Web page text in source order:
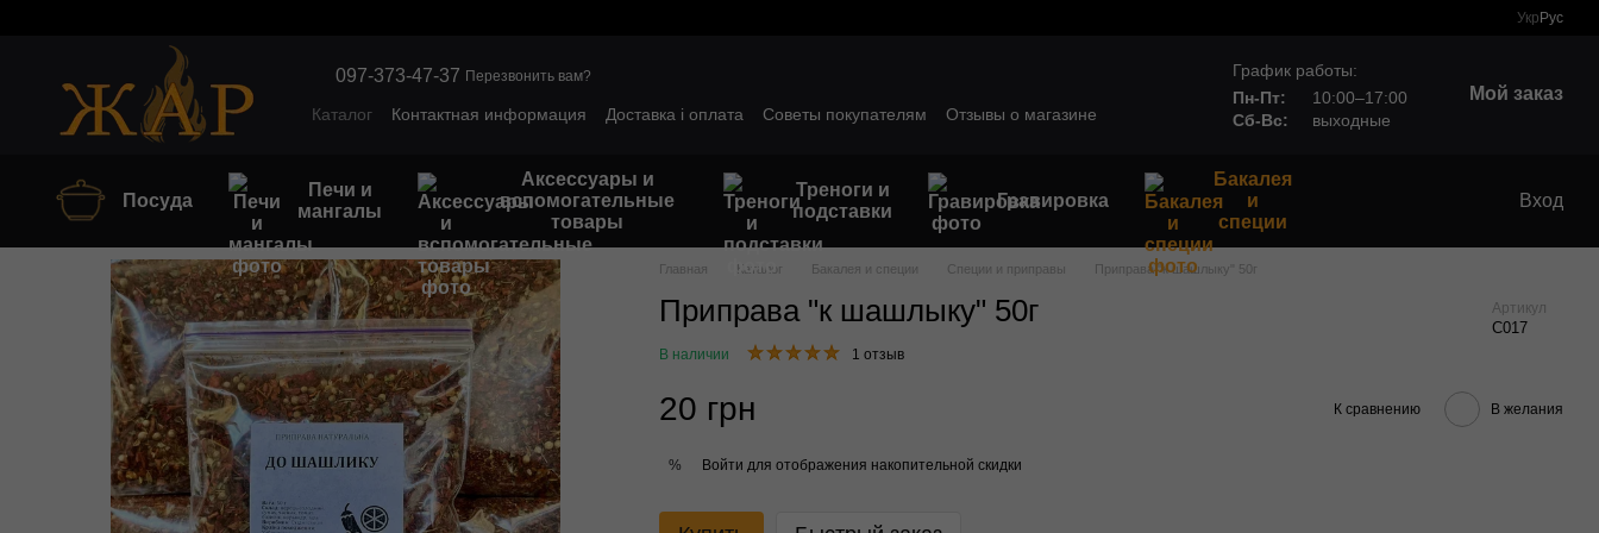
Укр Рус
097-373-47-37 Перезвонить вам?
Каталог Контактная информация Доставка і оплата Советы покупателям
Отзывы о магазине
График работы:
Пн-Пт:
10:00–17:00
Сб-Вс:
выходные
Мой заказ
Посуда
Печи и
мангалы
Аксессуары и
вспомогательные
товары
Треноги и
подставки
Гравировка
Бакалея
и
специи
Вход
Главная Каталог Бакалея и специи Специи и приправы Приправа "к шашлыку" 50г
Приправа "к шашлыку" 50г Артикул
С017
В наличии 1 отзыв
20 грн К сравнению В желания
% Войти для отображения накопительной скидки